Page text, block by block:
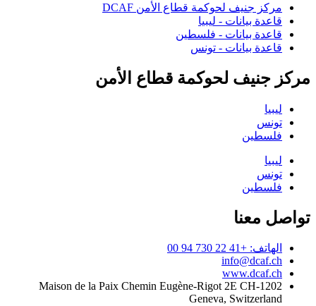
مركز جنيف لحوكمة قطاع الأمن DCAF
قاعدة بيانات - ليبيا
قاعدة بيانات - فلسطين
قاعدة بيانات - تونس
مركز جنيف لحوكمة قطاع الأمن
ليبيا
تونس
فلسطين
ليبيا
تونس
فلسطين
تواصل معنا
الهاتف: +41 22 730 94 00
info@dcaf.ch
www.dcaf.ch
Maison de la Paix Chemin Eugène-Rigot 2E CH-1202
Geneva, Switzerland